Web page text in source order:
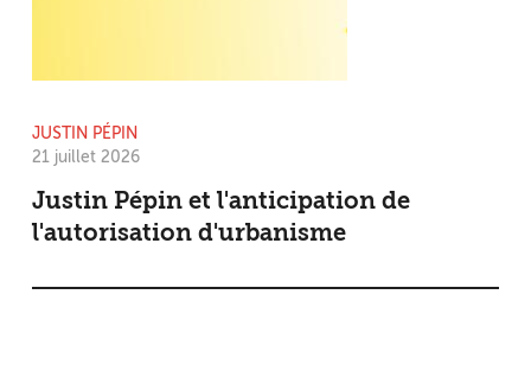
JUSTIN PÉPIN
21 juillet 2026
Justin Pépin et l'anticipation de
l'autorisation d'urbanisme